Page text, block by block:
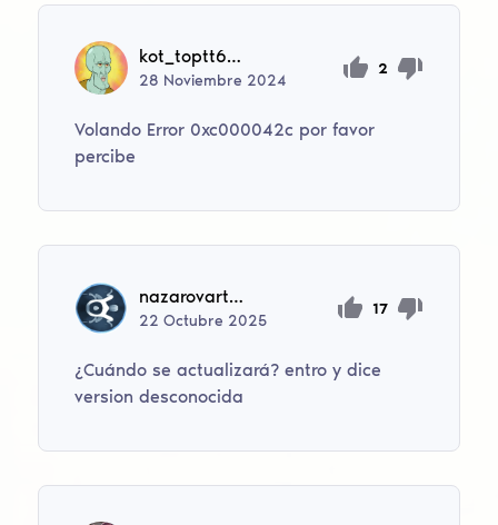
kot_toptt636123
28 Noviembre 2024
2
Volando Error 0xc000042c por favor
percibe
nazarovartvlad
22Octubre 2025
17
¿Cuándo se actualizará? entro y dice
version desconocida